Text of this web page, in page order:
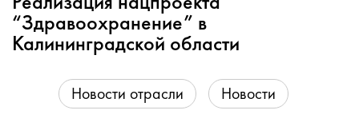
“Здравоохранение” в
Калининградской области
Новости отрасли Новости